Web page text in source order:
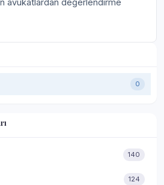
0
140
124
avukatlardan değerlendirme